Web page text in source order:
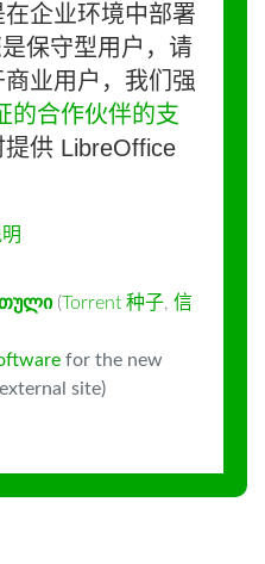
企业环境中部署
保守型用户，请
业用户，我们强
的合作伙伴的支
供 LibreOffice
(Torrent 种子, 信
for the new
site)